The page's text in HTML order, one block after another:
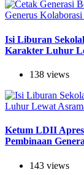
Isi Liburan
Karakter Luhur
138 views
Ketum LDII
Pembinaan
143 views